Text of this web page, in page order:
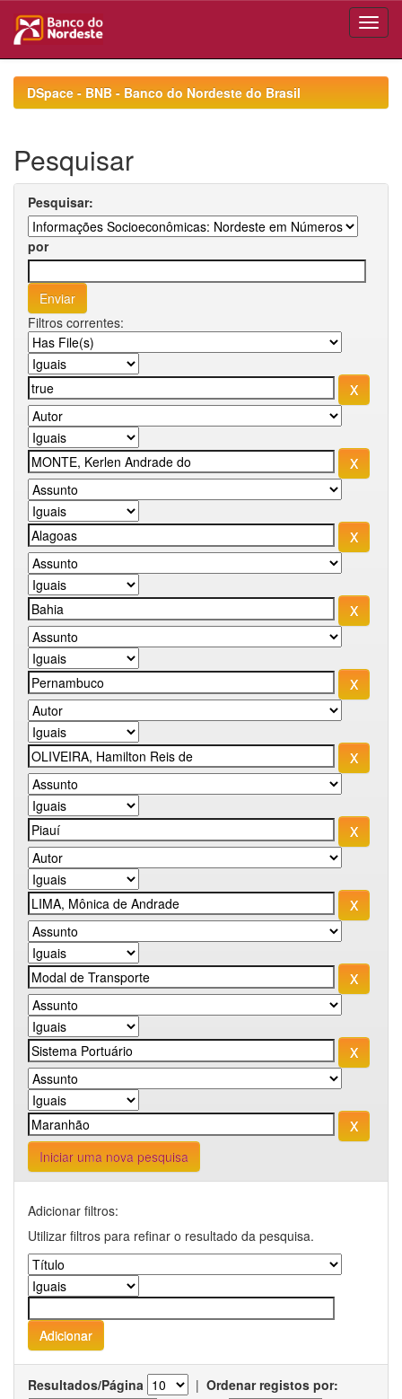
navigationDSpace - BNB - Banco do Nordeste do Brasil
Pesquisar
Pesquisar:
por
Filtros correntes:
Iniciar uma nova pesquisa
Adicionar filtros:
Utilizar filtros para refinar o resultado da pesquisa.
Resultados/Página | Ordenar registos por: